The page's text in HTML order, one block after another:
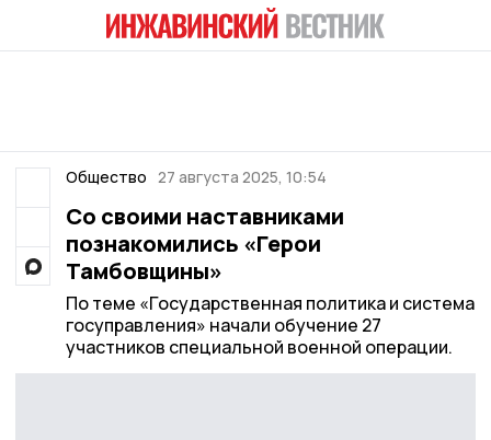
Общество 27 августа 2025, 10:54
Со своими наставниками
познакомились «Герои
Тамбовщины»
По теме «Государственная политика и система
госуправления» начали обучение 27
участников специальной военной операции.